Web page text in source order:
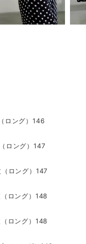
ロング）146
ロング）147
ロング）147
ロング）148
ロング）148